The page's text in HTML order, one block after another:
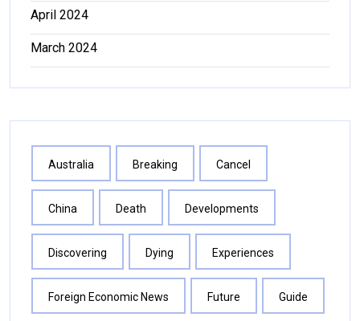
April 2024
March 2024
Australia Breaking Cancel
China Death Developments
Discovering Dying Experiences
Foreign Economic News Future Guide